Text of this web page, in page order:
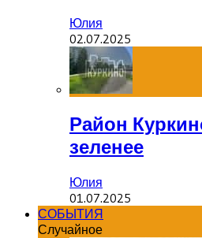
Юлия
02.07.2025
Район
зеленее
Юлия
01.07.2025
СОБЫТИЯ
Случайное